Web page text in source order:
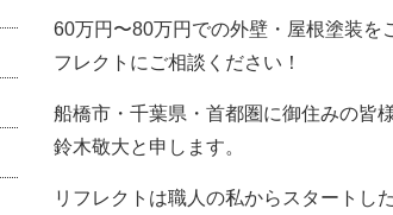
60万円〜80万円での外壁・屋根塗装を
フレクトにご相談ください！
船橋市・千葉県・首都圏に御住みの皆
鈴木敬大と申します。
リフレクト は職人の私からスタートし